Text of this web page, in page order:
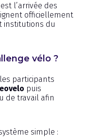
l’arrivée des
officiellement
institutions du
vélo ?
participants
puis
de travail afin
simple :